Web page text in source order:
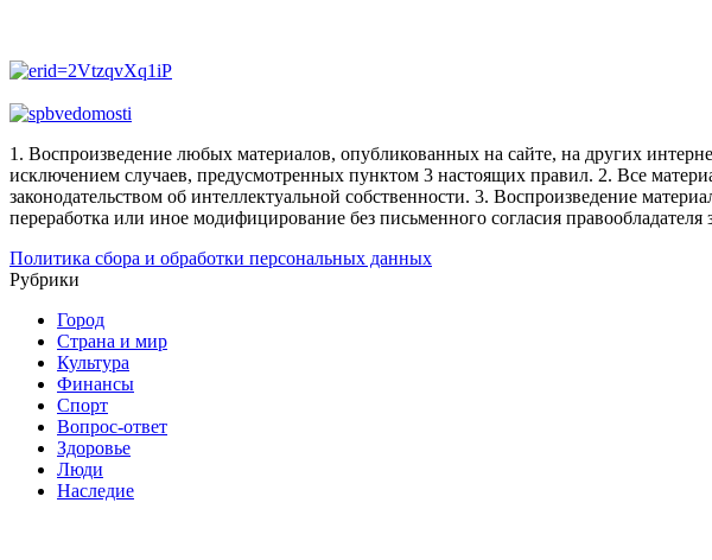
1. Воспроизведение любых материалов, опубликованных на сайте, на других
исключением случаев, предусмотренных пунктом 3 настоящих правил. 2. Все
законодательством об интеллектуальной собственности. 3. Воспроизведение
переработка или иное модифицирование без письменного согласия правообладателя
Политика сбора и обработки персональных данных
Рубрики
Город
Страна и мир
Культура
Финансы
Спорт
Вопрос-ответ
Здоровье
Люди
Наследие